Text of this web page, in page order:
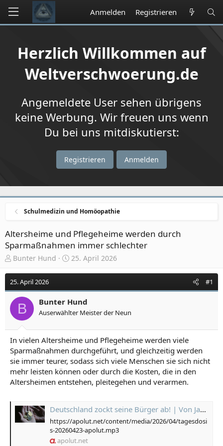
Anmelden Registrieren
Herzlich Willkommen auf
Weltverschwoerung.de
Angemeldete User sehen übrigens
keine Werbung. Wir freuen uns wenn
Du bei uns mitdiskutierst:
Registrieren Anmelden
Schulmedizin und Homöopathie
Altersheime und Pflegeheime werden durch
Sparmaßnahmen immer schlechter
E
s
t
l
r
Bunter Hund
E
s
l
l
a
m
25. April 2026
25. April 2026 #1
B Bunter Hund
Auserwählter Meister der Neun
In vielen Altersheime und Pflegeheime werden viele
Sparmaßnahmen durchgeführt, und gleichzeitig werden
sie immer teurer, sodass sich viele Menschen sie sich nicht
mehr leisten können oder durch die Kosten, die in den
Altersheimen entstehen, pleitegehen und verarmen.
Deutschland zockt seine Bürger ab! | Von Janine Beicht
https://apolut.net/content/media/2026/04/tagesdosi
s-20260423-apolut.mp3
apolut.net